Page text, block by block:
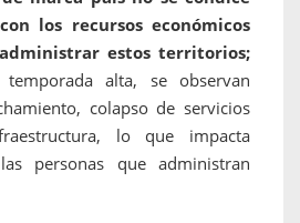
los recursos económicos
estos territorios;
alta, se observan
colapso de servicios
lo que impacta
personas que administran